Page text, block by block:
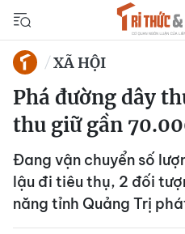
XÃ HỘI
Phá đường dây
thu giữ gần
Đang vận chuyển số
lậu đi tiêu thụ, 2 đối
năng tỉnh Quảng Trị